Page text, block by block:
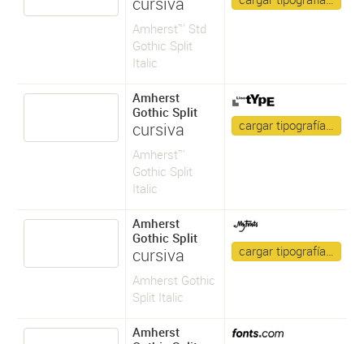
Amherst™ Std
Gothic Split
Italic
Amherst
Gothic Split
cursiva
Amherst™
Gothic Split
Italic
cargar tipografía…
Amherst
Gothic Split
cursiva
Amherst Gothic
Split Italic
cargar tipografía…
Amherst